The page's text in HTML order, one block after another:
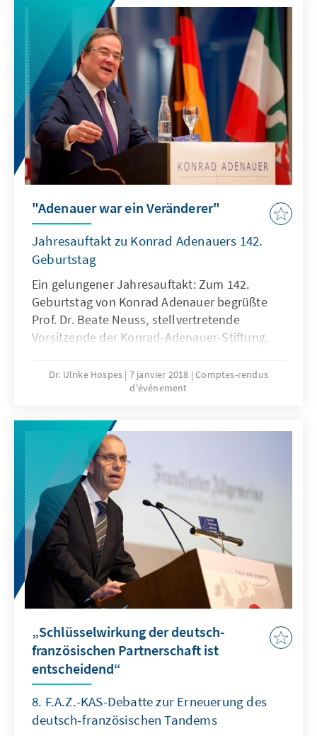
"Adenauer war ein Veränderer"
Jahresauftakt zu Konrad Adenauers 142.
Geburtstag
Ein gelungener Jahresauftakt: Zum 142.
Geburtstag von Konrad Adenauer begrüßte
Prof. Dr. Beate Neuss, stellvertretende
Vorsitzende der Konrad-Adenauer-Stiftung,
auf dem Petersberg.
Dr. Ulrike Hospes 7 janvier 2018 Comptes-rendus
d'événement
„Schlüsselwirkung der deutsch-
französischen Partnerschaft ist
entscheidend“
8. F.A.Z.-KAS-Debatte zur Erneuerung des
deutsch-französischen Tandems